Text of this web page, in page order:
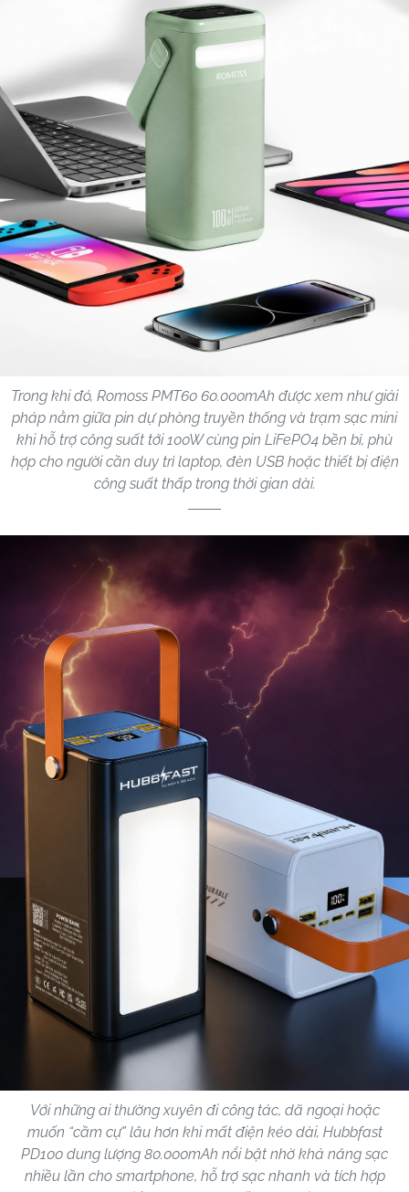
Trong khi đó, Romoss PMT60 60.000mAh được xem như giải
pháp nằm giữa pin dự phòng truyền thống và trạm sạc mini
khi hỗ trợ công suất tới 100W cùng pin LiFePO4 bền bỉ, phù
hợp cho người cần duy trì laptop, đèn USB hoặc thiết bị điện
công suất thấp trong thời gian dài.
Với những ai thường xuyên đi công tác, dã ngoại hoặc
muốn “cầm cự” lâu hơn khi mất điện kéo dài, Hubbfast
PD100 dung lượng 80.000mAh nổi bật nhờ khả năng sạc
nhiều lần cho smartphone, hỗ trợ sạc nhanh và tích hợp